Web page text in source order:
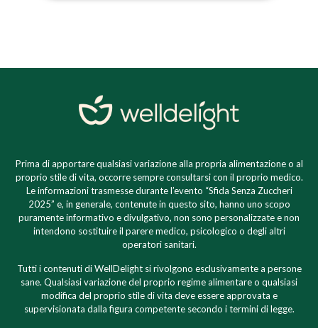
Prima di apportare qualsiasi variazione alla propria alimentazione o al
proprio stile di vita, occorre sempre consultarsi con il proprio medico.
Le informazioni trasmesse durante l’evento “Sfida Senza Zuccheri
2025” e, in generale, contenute in questo sito, hanno uno scopo
puramente informativo e divulgativo, non sono personalizzate e non
intendono sostituire il parere medico, psicologico o degli altri
operatori sanitari.
Tutti i contenuti di WellDelight si rivolgono esclusivamente a persone
sane. Qualsiasi variazione del proprio regime alimentare o qualsiasi
modifica del proprio stile di vita deve essere approvata e
supervisionata dalla figura competente secondo i termini di legge.